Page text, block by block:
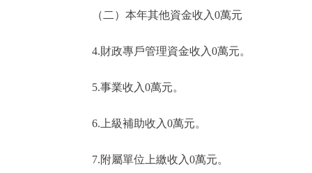
（二）本年其他資金收入0萬元
4.財政專戶管理資金收入0萬元。
5.事業收入0萬元。
6.上級補助收入0萬元。
7.附屬單位上繳收入0萬元。